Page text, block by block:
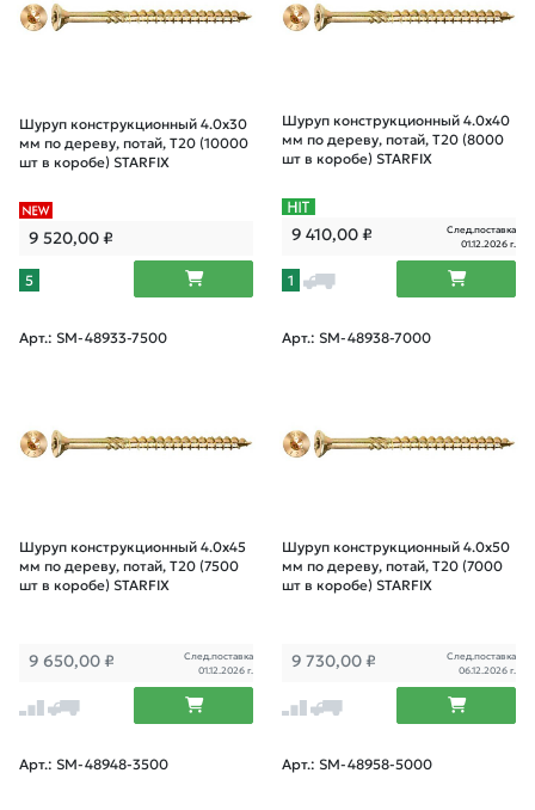
Шуруп конструкционный 4.0х30
мм по дереву, потай, T20 (10000
шт в коробе) STARFIX
9 520,00₽
5
Шуруп конструкционный 4.0х40
мм по дереву, потай, T20 (8000
шт в коробе) STARFIX
9 410,00₽
След.поставка
01.12.2026 г.
1
Арт.: SM-48933-7500
Шуруп конструкционный 4.0х45
мм по дереву, потай, T20 (7500
шт в коробе) STARFIX
9 650,00 ₽
След.поставка
01.12.2026 г.
Арт.: SM-48938-7000
Шуруп конструкционный 4.0х50
мм по дереву, потай, T20 (7000
шт в коробе) STARFIX
9 730,00 ₽
След.поставка
06.12.2026 г.
Арт.: SM-48948-3500 Арт.: SM-48958-5000